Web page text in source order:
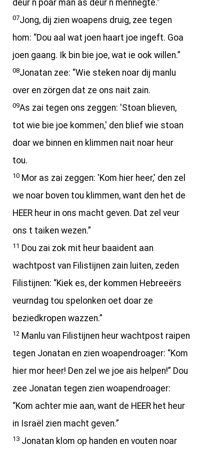
deur n poar man as deur n mennegte.”
07Jong, dij zien woapens druig, zee tegen
hom: “Dou aal wat joen haart joe ingeft. Goa
joen gaang. Ik bin bie joe, wat ie ook willen.”
08Jonatan zee: “Wie steken noar dij manlu
over en zörgen dat ze ons nait zain.
09As zai tegen ons zeggen: 'Stoan blieven,
tot wie bie joe kommen,' den blief wie stoan
doar we binnen en klimmen nait noar heur
tou.
10 Mor as zai zeggen: 'Kom hier heer,' den zel
we noar boven tou klimmen, want den het de
HEER heur in ons macht geven. Dat zel veur
ons t taiken wezen.”
11 Dou zai zok mit heur baaident aan
wachtpost van Filistijnen zain luiten, zeden
Filistijnen: “Kiek es, der kommen Hebreeërs
veurndag tou spelonken oet doar ze
beziedkropen wazzen.”
12 Manlu van Filistijnen heur wachtpost raipen
tegen Jonatan en zien woapendroager: “Kom
hier mor heer! Den zel we joe ais helpen!” Dou
zee Jonatan tegen zien woapendroager:
“Kom achter mie aan, want de HEER het heur
in Israël zien macht geven.”
13 Jonatan klom op handen en vouten noar